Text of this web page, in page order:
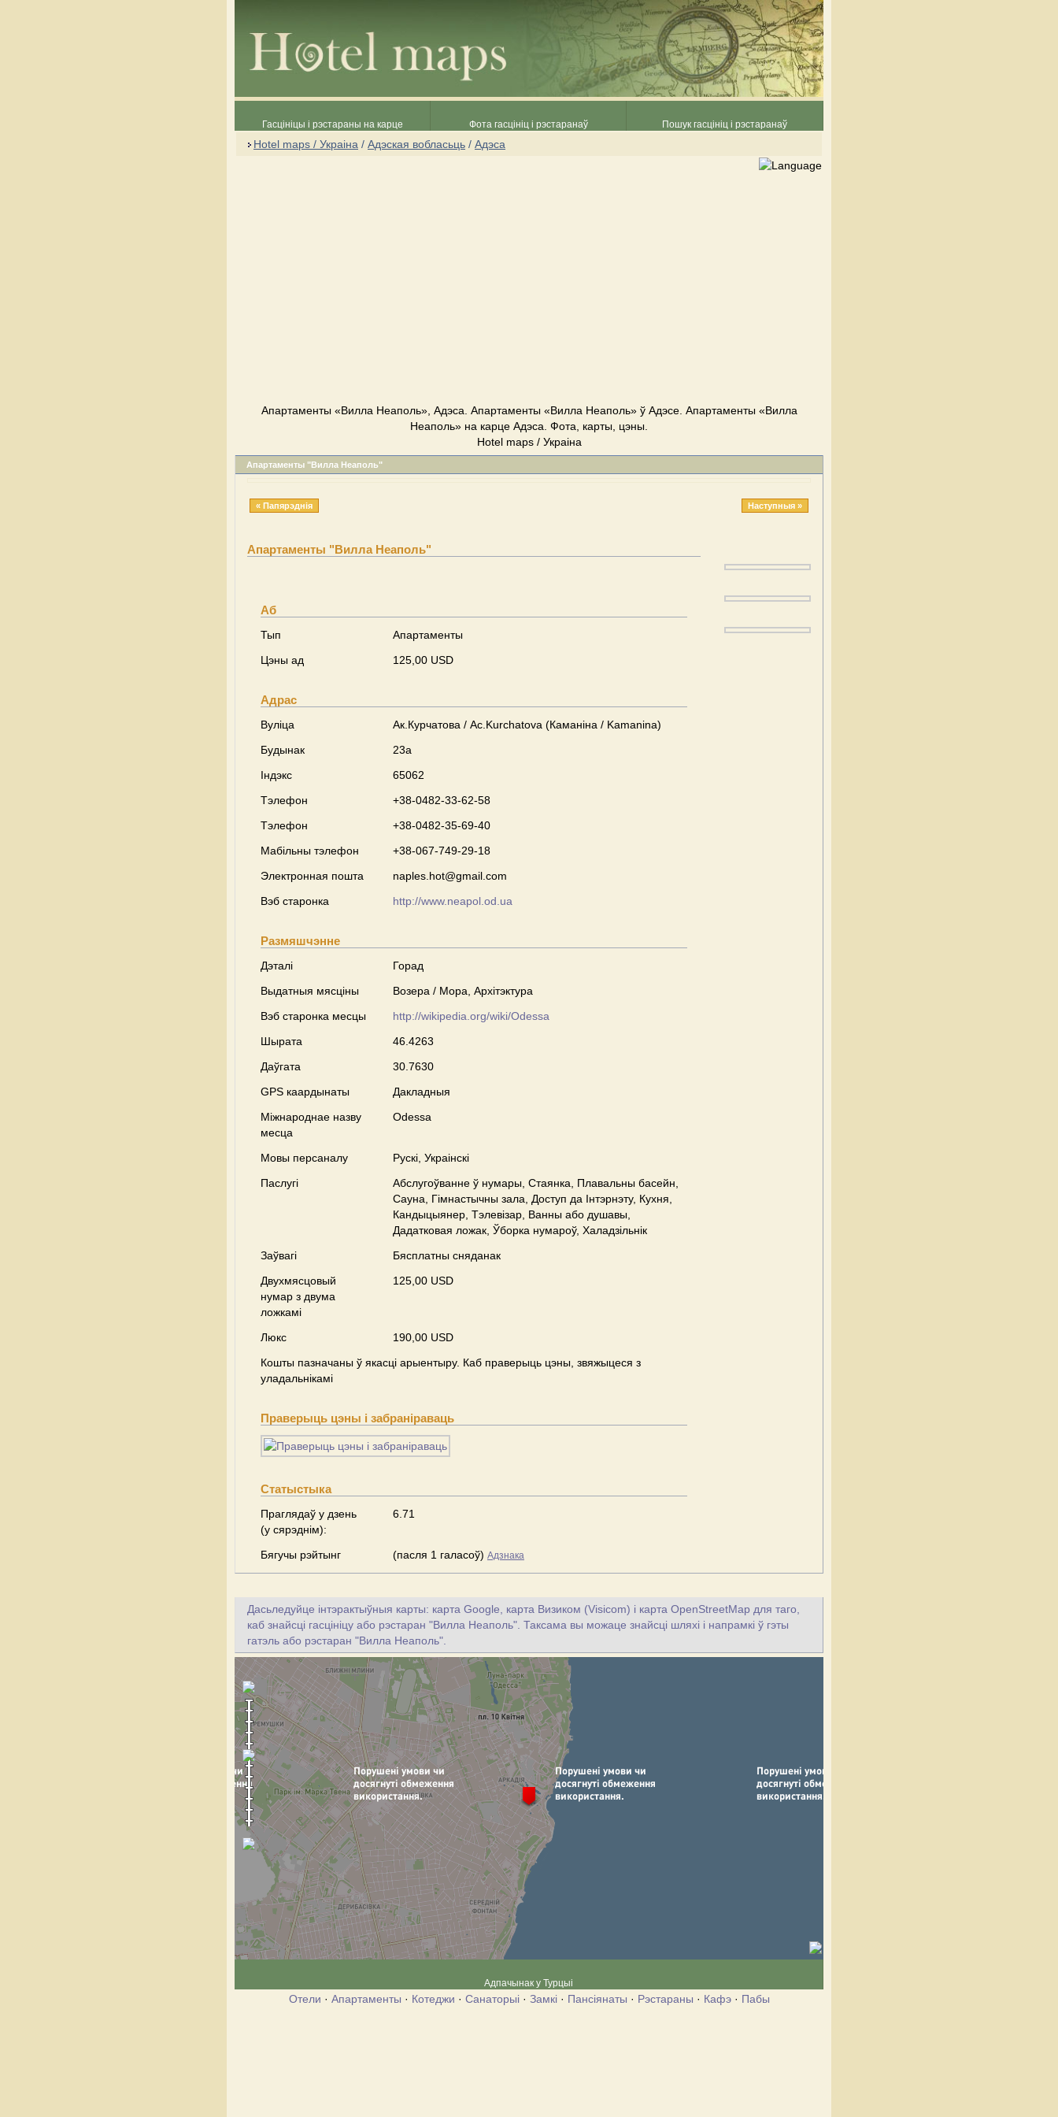
Гасцініцы і рэстараны на карце Фота гасцініц і рэстаранаў Пошук гасцініц і рэстаранаў
Hotel maps / Украіна / Адэская вобласьць / Адэса
Апартаменты «Вилла Неаполь», Адэса. Апартаменты «Вилла Неаполь» ў Адэсе. Апартаменты «Вилла
Неаполь» на карце Адэса. Фота, карты, цэны.
Hotel maps / Украіна
Апартаменты "Вилла Неаполь"
« Папярэднія Наступныя »
Апартаменты "Вилла Неаполь"
Аб
Тып
Апартаменты
Цэны ад
125,00 USD
Адрас
Вуліца
Ак.Курчатова / Ac.Kurchatova (Каманіна / Kamanina)
Будынак
23а
Індэкс
65062
Тэлефон
+38-0482-33-62-58
Тэлефон
+38-0482-35-69-40
Мабільны тэлефон
+38-067-749-29-18
Электронная пошта
naples.hot@gmail.com
Вэб старонка
http://www.neapol.od.ua
Размяшчэнне
Дэталі
Горад
Выдатныя мясціны
Возера / Мора, Архітэктура
Вэб старонка месцы
http://wikipedia.org/wiki/Odessa
Шырата
46.4263
Даўгата
30.7630
GPS каардынаты
Дакладныя
Міжнароднае назву
месца
Odessa
Мовы персаналу
Рускі, Украінскі
Паслугі
Абслугоўванне ў нумары, Стаянка, Плавальны басейн,
Сауна, Гімнастычны зала, Доступ да Інтэрнэту, Кухня,
Кандыцыянер, Тэлевізар, Ванны або душавы,
Дадатковая ложак, Ўборка нумароў, Халадзільнік
Заўвагі
Бясплатны сняданак
Двухмясцовый
нумар з двума
ложкамі
125,00 USD
Люкс
190,00 USD
Кошты пазначаны ў якасці арыентыру. Каб праверыць цэны, звяжыцеся з
уладальнікамі
Праверыць цэны і забраніраваць
Статыстыка
Праглядаў у дзень
(у сярэднім):
6.71
Бягучы рэйтынг (пасля 1 галасоў) Адзнака
Дасьледуйце інтэрактыўныя карты: карта Google, карта Визиком (Visicom) і карта OpenStreetMap для таго,
каб знайсці гасцініцу або рэстаран "Вилла Неаполь". Таксама вы можаце знайсці шляхі і напрамкі ў гэты
гатэль або рэстаран "Вилла Неаполь".
Адпачынак у Турцыі
Отели · Апартаменты · Котеджи · Санаторыі· Замкі· Пансіянаты · Рэстараны · Кафэ· Пабы